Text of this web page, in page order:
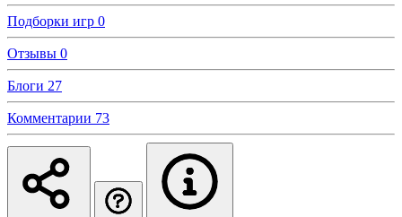
Подборки игр 0
Отзывы 0
Блоги 27
Комментарии 73